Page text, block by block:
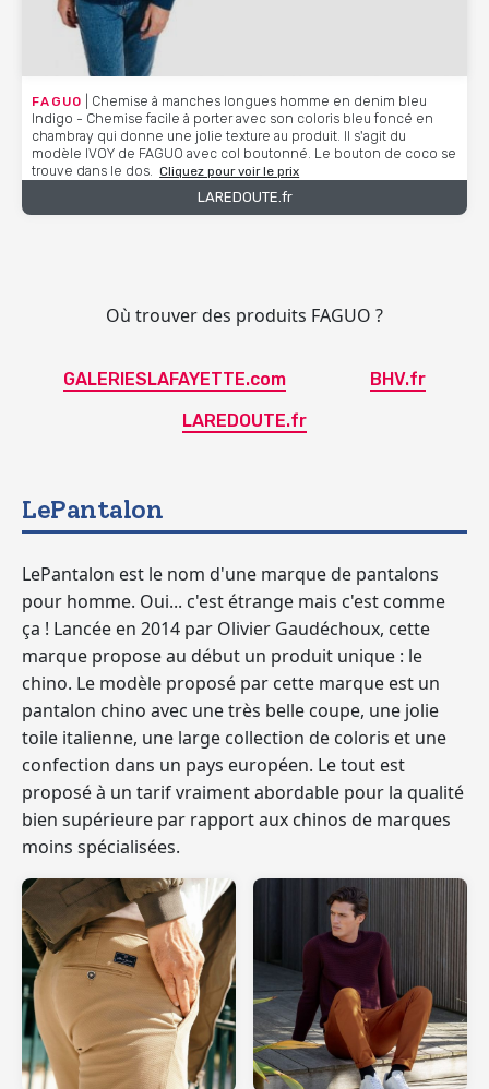
FAGUO | Chemise à manches longues homme en denim bleu
Indigo - Chemise facile à porter avec son coloris bleu foncé en
chambray qui donne une jolie texture au produit. Il s'agit du
modèle IVOY de FAGUO avec col boutonné. Le bouton de coco se
trouve dans le dos. Cliquez pour voir le prix
LAREDOUTE.fr
Où trouver des produits FAGUO ?
GALERIESLAFAYETTE.com
BHV.fr
LAREDOUTE.fr
LePantalon
LePantalon est le nom d'une marque de pantalons
pour homme. Oui... c'est étrange mais c'est comme
ça ! Lancée en 2014 par Olivier Gaudéchoux, cette
marque propose au début un produit unique : le
chino. Le modèle proposé par cette marque est un
pantalon chino avec une très belle coupe, une jolie
toile italienne, une large collection de coloris et une
confection dans un pays européen. Le tout est
proposé à un tarif vraiment abordable pour la qualité
bien supérieure par rapport aux chinos de marques
moins spécialisées.